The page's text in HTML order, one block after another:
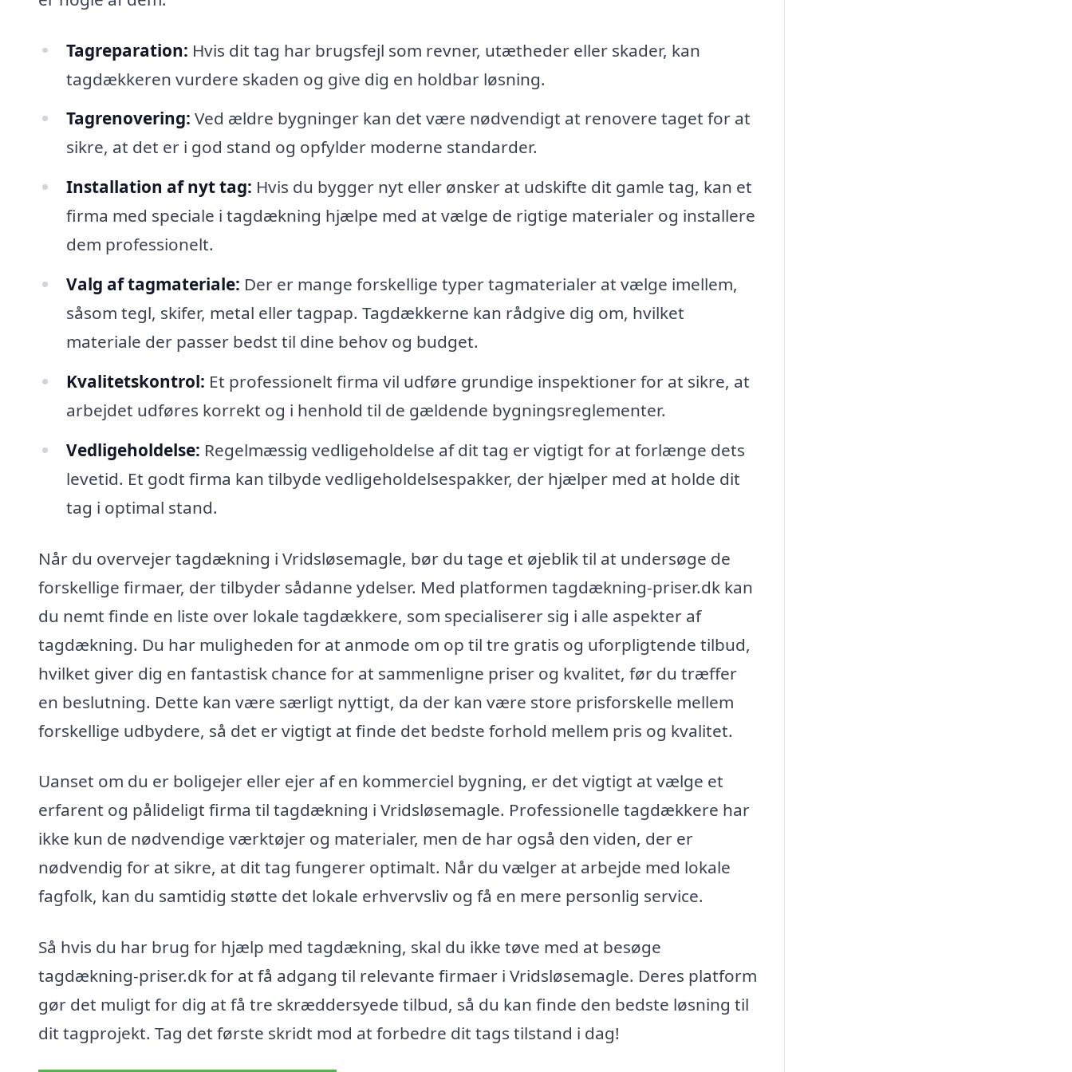
Tagreparation: Hvis dit tag har brugsfejl som revner, utætheder eller skader, kan
tagdækkeren vurdere skaden og give dig en holdbar løsning.
Tagrenovering: Ved ældre bygninger kan det være nødvendigt at renovere taget for at
sikre, at det er i god stand og opfylder moderne standarder.
Installation af nyt tag: Hvis du bygger nyt eller ønsker at udskifte dit gamle tag, kan et
firma med speciale i tagdækning hjælpe med at vælge de rigtige materialer og installere
dem professionelt.
Valg af tagmateriale: Der er mange forskellige typer tagmaterialer at vælge imellem,
såsom tegl, skifer, metal eller tagpap. Tagdækkerne kan rådgive dig om, hvilket
materiale der passer bedst til dine behov og budget.
Kvalitetskontrol: Et professionelt firma vil udføre grundige inspektioner for at sikre, at
arbejdet udføres korrekt og i henhold til de gældende bygningsreglementer.
Vedligeholdelse: Regelmæssig vedligeholdelse af dit tag er vigtigt for at forlænge dets
levetid. Et godt firma kan tilbyde vedligeholdelsespakker, der hjælper med at holde dit
tag i optimal stand.
Når du overvejer tagdækning i Vridsløsemagle, bør du tage et øjeblik til at undersøge de
forskellige firmaer, der tilbyder sådanne ydelser. Med platformen tagdækning-priser.dk kan
du nemt finde en liste over lokale tagdækkere, som specialiserer sig i alle aspekter af
tagdækning. Du har muligheden for at anmode om op til tre gratis og uforpligtende tilbud,
hvilket giver dig en fantastisk chance for at sammenligne priser og kvalitet, før du træffer
en beslutning. Dette kan være særligt nyttigt, da der kan være store prisforskelle mellem
forskellige udbydere, så det er vigtigt at finde det bedste forhold mellem pris og kvalitet.
Uanset om du er boligejer eller ejer af en kommerciel bygning, er det vigtigt at vælge et
erfarent og pålideligt firma til tagdækning i Vridsløsemagle. Professionelle tagdækkere har
ikke kun de nødvendige værktøjer og materialer, men de har også den viden, der er
nødvendig for at sikre, at dit tag fungerer optimalt. Når du vælger at arbejde med lokale
fagfolk, kan du samtidig støtte det lokale erhvervsliv og få en mere personlig service.
Så hvis du har brug for hjælp med tagdækning, skal du ikke tøve med at besøge
tagdækning-priser.dk for at få adgang til relevante firmaer i Vridsløsemagle. Deres platform
gør det muligt for dig at få tre skræddersyede tilbud, så du kan finde den bedste løsning til
dit tagprojekt. Tag det første skridt mod at forbedre dit tags tilstand i dag!